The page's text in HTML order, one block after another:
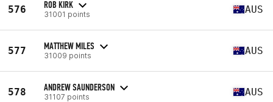
576 ROB KIRK
31001 points AUS
577 MATTHEW MILES
31009 points AUS
578 ANDREW SAUNDERSON
31107 points AUS